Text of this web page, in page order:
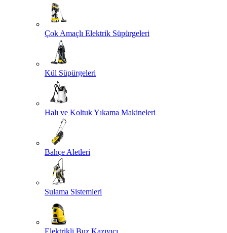
Çok Amaçlı Elektrik Süpürgeleri
Kül Süpürgeleri
Halı ve Koltuk Yıkama Makineleri
Bahçe Aletleri
Sulama Sistemleri